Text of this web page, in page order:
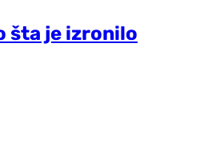
šta je izronilo